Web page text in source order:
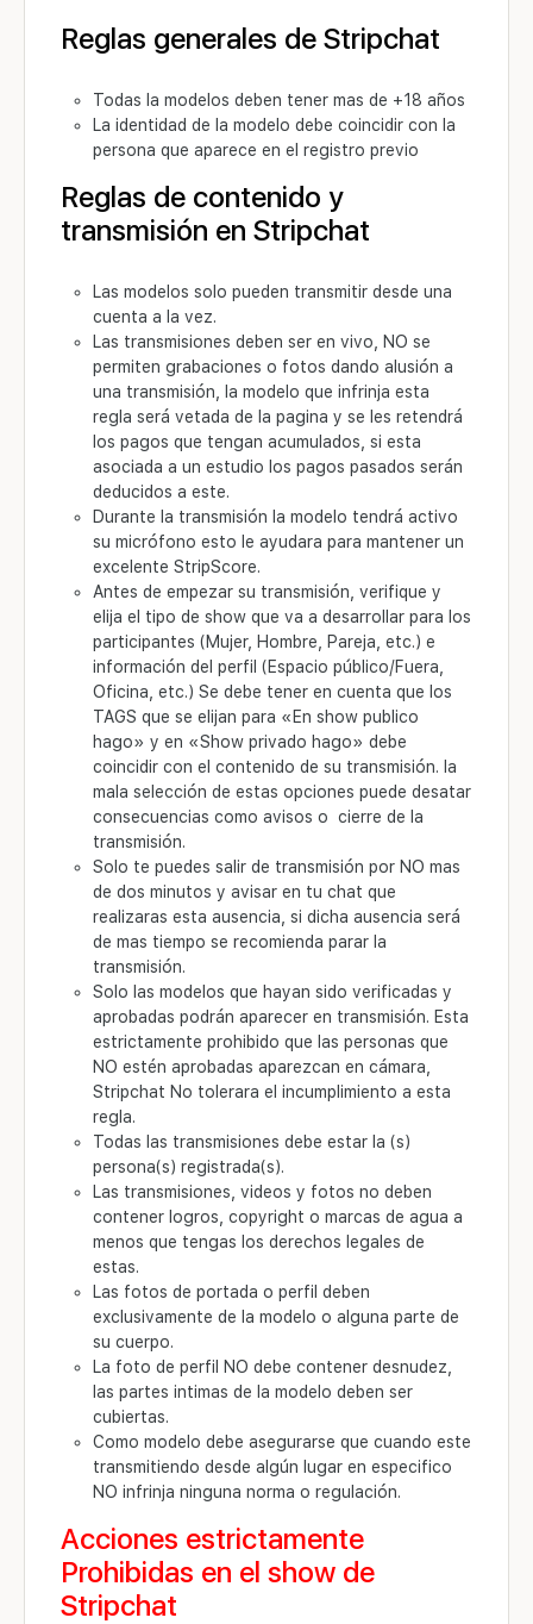
Reglas generales de Stripchat
Todas la modelos deben tener mas de +18 años
La identidad de la modelo debe coincidir con la
persona que aparece en el registro previo
Reglas de contenido y
transmisión en Stripchat
Las modelos solo pueden transmitir desde una
cuenta a la vez.
Las transmisiones deben ser en vivo, NO se
permiten grabaciones o fotos dando alusión a
una transmisión, la modelo que infrinja esta
regla será vetada de la pagina y se les retendrá
los pagos que tengan acumulados, si esta
asociada a un estudio los pagos pasados serán
deducidos a este.
Durante la transmisión la modelo tendrá activo
su micrófono esto le ayudara para mantener un
excelente StripScore.
Antes de empezar su transmisión, verifique y
elija el tipo de show que va a desarrollar para los
participantes (Mujer, Hombre, Pareja, etc.) e
información del perfil (Espacio público/Fuera,
Oficina, etc.) Se debe tener en cuenta que los
TAGS que se elijan para «En show publico
hago» y en «Show privado hago» debe
coincidir con el contenido de su transmisión. la
mala selección de estas opciones puede desatar
consecuencias como avisos o cierre de la
transmisión.
Solo te puedes salir de transmisión por NO mas
de dos minutos y avisar en tu chat que
realizaras esta ausencia, si dicha ausencia será
de mas tiempo se recomienda parar la
transmisión.
Solo las modelos que hayan sido verificadas y
aprobadas podrán aparecer en transmisión. Esta
estrictamente prohibido que las personas que
NO estén aprobadas aparezcan en cámara,
Stripchat No tolerara el incumplimiento a esta
regla.
Todas las transmisiones debe estar la (s)
persona(s) registrada(s).
Las transmisiones, videos y fotos no deben
contener logros, copyright o marcas de agua a
menos que tengas los derechos legales de
estas.
Las fotos de portada o perfil deben
exclusivamente de la modelo o alguna parte de
su cuerpo.
La foto de perfil NO debe contener desnudez,
las partes intimas de la modelo deben ser
cubiertas.
Como modelo debe asegurarse que cuando este
transmitiendo desde algún lugar en especifico
NO infrinja ninguna norma o regulación.
Acciones estrictamente
Prohibidas en el show de
Stripchat